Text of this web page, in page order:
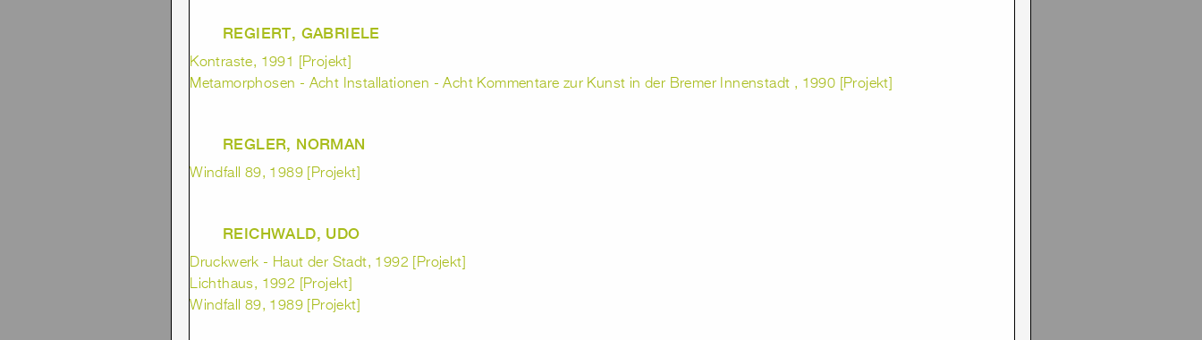
REGIERT, GABRIELE
Kontraste, 1991 [Projekt]
Metamorphosen - Acht Installationen - Acht Kommentare zur Kunst in der Bremer Innenstadt , 1990 [Projekt]
REGLER, NORMAN
Windfall 89, 1989 [Projekt]
REICHWALD, UDO
Druckwerk - Haut der Stadt, 1992 [Projekt]
Lichthaus, 1992 [Projekt]
Windfall 89, 1989 [Projekt]